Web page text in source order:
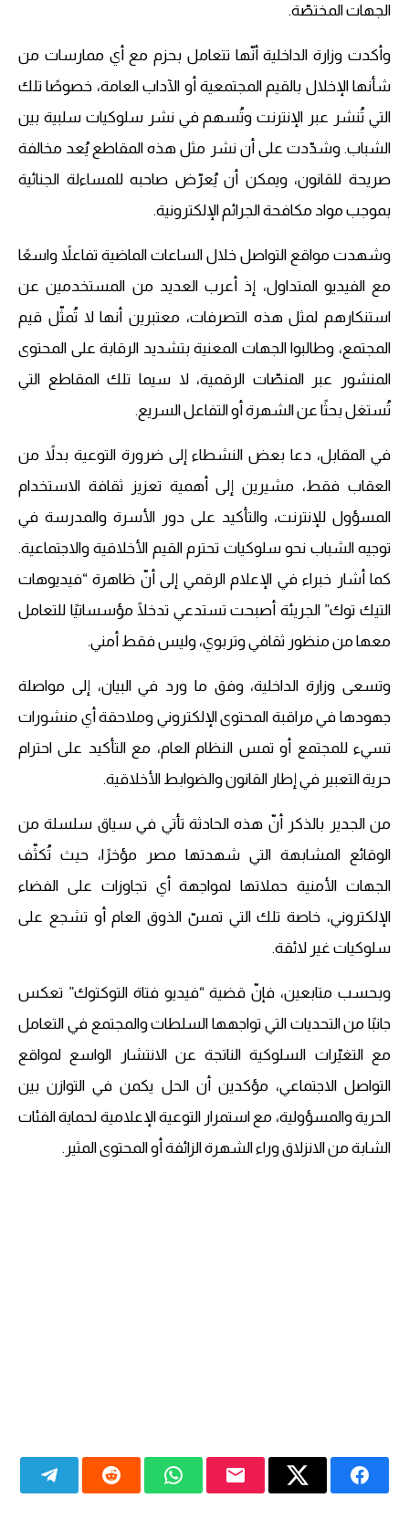
الجهات المختصّة.
وأكدت وزارة الداخلية أنّها تتعامل بحزم مع أي ممارسات من
شأنها الإخلال بالقيم المجتمعية أو الآداب العامة، خصوصًا تلك
التي تُنشر عبر الإنترنت وتُسهم في نشر سلوكيات سلبية بين
الشباب. وشدّدت على أن نشر مثل هذه المقاطع يُعد مخالفة
صريحة للقانون، ويمكن أن يُعرّض صاحبه للمساءلة الجنائية
بموجب مواد مكافحة الجرائم الإلكترونية.
وشهدت مواقع التواصل خلال الساعات الماضية تفاعلاً واسعًا
مع الفيديو المتداول، إذ أعرب العديد من المستخدمين عن
استنكارهم لمثل هذه التصرفات، معتبرين أنها لا تُمثّل قيم
المجتمع، وطالبوا الجهات المعنية بتشديد الرقابة على المحتوى
المنشور عبر المنصّات الرقمية، لا سيما تلك المقاطع التي
تُستغل بحثًا عن الشهرة أو التفاعل السريع.
في المقابل، دعا بعض النشطاء إلى ضرورة التوعية بدلاً من
العقاب فقط، مشيرين إلى أهمية تعزيز ثقافة الاستخدام
المسؤول للإنترنت، والتأكيد على دور الأسرة والمدرسة في
توجيه الشباب نحو سلوكيات تحترم القيم الأخلاقية والاجتماعية.
كما أشار خبراء في الإعلام الرقمي إلى أنّ ظاهرة “فيديوهات
التيك توك” الجريئة أصبحت تستدعي تدخلًا مؤسساتيًا للتعامل
معها من منظور ثقافي وتربوي، وليس فقط أمني.
وتسعى وزارة الداخلية، وفق ما ورد في البيان، إلى مواصلة
جهودها في مراقبة المحتوى الإلكتروني وملاحقة أي منشورات
تسيء للمجتمع أو تمس النظام العام، مع التأكيد على احترام
حرية التعبير في إطار القانون والضوابط الأخلاقية.
من الجدير بالذكر أنّ هذه الحادثة تأتي في سياق سلسلة من
الوقائع المشابهة التي شهدتها مصر مؤخرًا، حيث تُكثّف
الجهات الأمنية حملاتها لمواجهة أي تجاوزات على الفضاء
الإلكتروني، خاصة تلك التي تمسّ الذوق العام أو تشجع على
سلوكيات غير لائقة.
وبحسب متابعين، فإنّ قضية “فيديو فتاة التوكتوك” تعكس
جانبًا من التحديات التي تواجهها السلطات والمجتمع في التعامل
مع التغيّرات السلوكية الناتجة عن الانتشار الواسع لمواقع
التواصل الاجتماعي، مؤكدين أن الحل يكمن في التوازن بين
الحرية والمسؤولية، مع استمرار التوعية الإعلامية لحماية الفئات
الشابة من الانزلاق وراء الشهرة الزائفة أو المحتوى المثير.